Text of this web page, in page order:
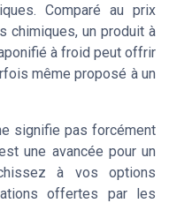
Comparé au prix
chimiques, un produit à
à froid peut offrir
même proposé à un
signifie pas forcément
une avancée pour un
à vos options
offertes par les